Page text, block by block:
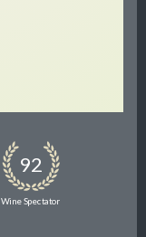
92
Wine Spectator